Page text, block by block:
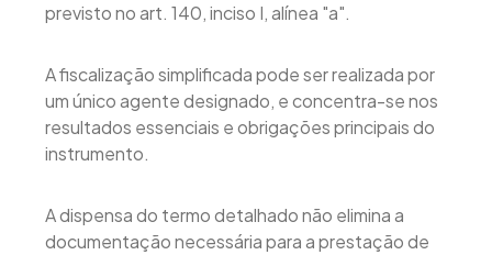
previsto no art. 140, inciso I, alínea "a".
A fiscalização simplificada pode ser realizada por
um único agente designado, e concentra-se nos
resultados essenciais e obrigações principais do
instrumento.
A dispensa do termo detalhado não elimina a
documentação necessária para a prestação de